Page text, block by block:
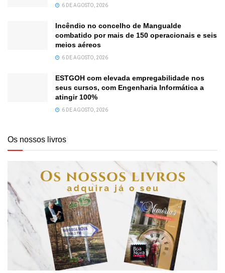
6 DE AGOSTO, 2026
Incêndio no concelho de Mangualde
combatido por mais de 150 operacionais e seis
meios aéreos
6 DE AGOSTO, 2026
ESTGOH com elevada empregabilidade nos
seus cursos, com Engenharia Informática a
atingir 100%
6 DE AGOSTO, 2026
Os nossos livros